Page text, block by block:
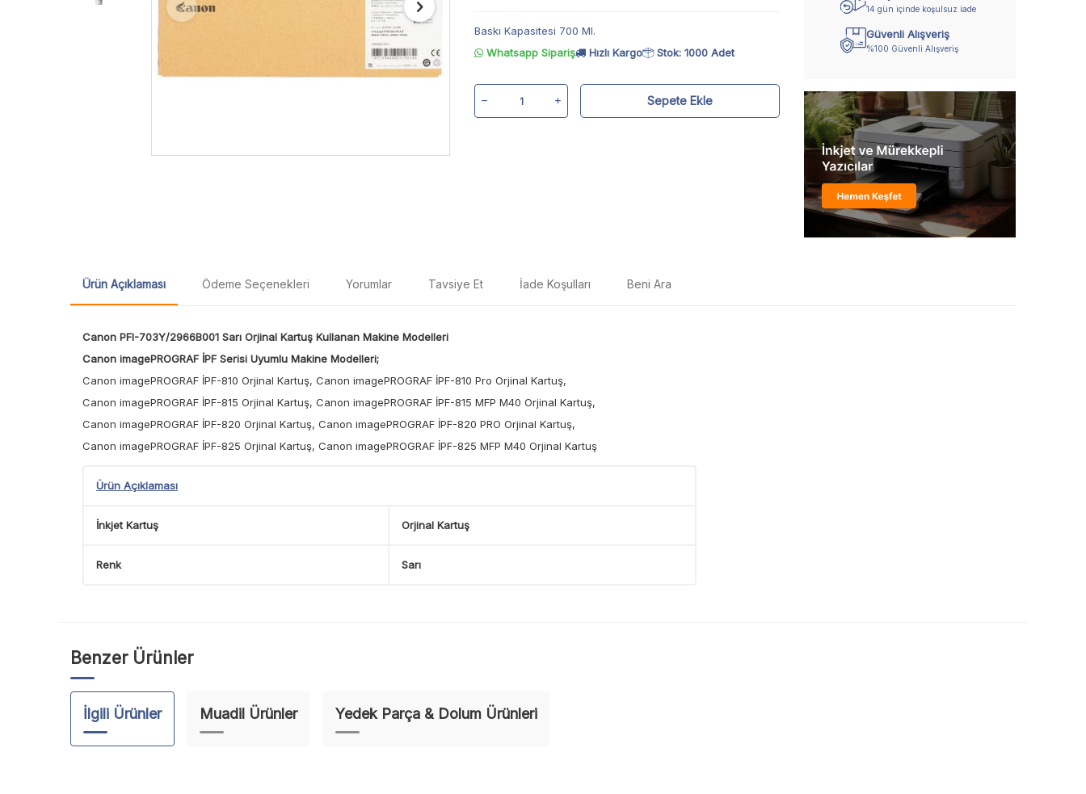
Baskı Kapasitesi 700 Ml.
Whatsapp Sipariş
Hızlı Kargo Stok: 1000 Adet
Sepete Ekle
14 gün içinde koşulsuz iade
Güvenli Alışveriş
%100 Güvenli Alışveriş
Ürün Açıklaması Ödeme Seçenekleri Yorumlar Tavsiye Et İade Koşulları Beni Ara
Canon PFI-703Y/2966B001 Sarı Orjinal Kartuş Kullanan Makine Modelleri
Canon imagePROGRAF İPF Serisi Uyumlu Makine Modelleri;
Canon imagePROGRAF İPF-810 Orjinal Kartuş, Canon imagePROGRAF İPF-810 Pro Orjinal Kartuş,
Canon imagePROGRAF İPF-815 Orjinal Kartuş, Canon imagePROGRAF İPF-815 MFP M40 Orjinal Kartuş,
Canon imagePROGRAF İPF-820 Orjinal Kartuş, Canon imagePROGRAF İPF-820 PRO Orjinal Kartuş,
Canon imagePROGRAF İPF-825 Orjinal Kartuş, Canon imagePROGRAF İPF-825 MFP M40 Orjinal Kartuş
Ürün Açıklaması
İnkjet Kartuş Orjinal Kartuş
Renk Sarı
Benzer Ürünler
İlgili Ürünler Muadil Ürünler Yedek Parça & Dolum Ürünleri